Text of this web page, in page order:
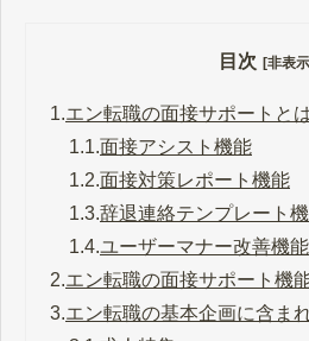
目次 [非表
1.エン転職の面接サポートと
1.1.面接アシスト機能
1.2.面接対策レポート機能
1.3.辞退連絡テンプレート
1.4.ユーザーマナー改善機能
2.エン転職の面接サポート機
3.エン転職の基本企画に含ま